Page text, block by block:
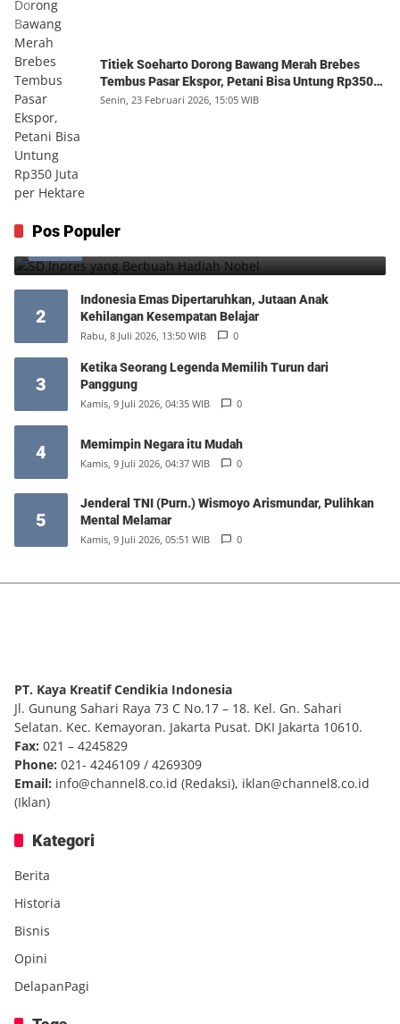
Titiek Soeharto Dorong Bawang Merah Brebes
Tembus Pasar Ekspor, Petani Bisa Untung Rp350
Juta per Hektare
Senin, 23 Februari 2026, 15:05 WIB
Pos Populer
1 SD Inpres yang Berbuah Hadiah Nobel
2
Indonesia Emas Dipertaruhkan, Jutaan Anak
Kehilangan Kesempatan Belajar
Rabu, 8 Juli 2026, 13:50 WIB 0
3
Ketika Seorang Legenda Memilih Turun dari
Panggung
Kamis, 9 Juli 2026, 04:35 WIB 0
4 Memimpin Negara itu Mudah
Kamis, 9 Juli 2026, 04:37 WIB 0
5
Jenderal TNI (Purn.) Wismoyo Arismundar, Pulihkan
Mental Melamar
Kamis, 9 Juli 2026, 05:51 WIB 0
PT. Kaya Kreatif Cendikia Indonesia
Jl. Gunung Sahari Raya 73 C No.17 – 18. Kel. Gn. Sahari
Selatan. Kec. Kemayoran. Jakarta Pusat. DKI Jakarta 10610.
Fax: 021 – 4245829
Phone: 021- 4246109 / 4269309
Email: info@channel8.co.id (Redaksi), iklan@channel8.co.id
(Iklan)
Kategori
Berita
Historia
Bisnis
Opini
DelapanPagi